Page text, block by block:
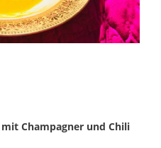
Champagner und Chili